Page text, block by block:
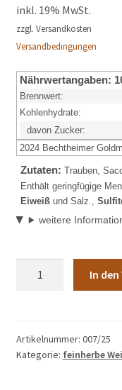
inkl. 19% MwSt.
zzgl. Versandkosten
Versandbedingungen
Nährwertangaben:
Brennwert:
Kohlenhydrate:
davon Zucker:
2024 Bechtheimer
Zutaten: Trauben,
Enthält geringfügige
Eiweißund Salz.,
weitere
Goldmuskateller
Qualitätswein
In
Artikelnummer: 007/25
Kategorie: feinherbe